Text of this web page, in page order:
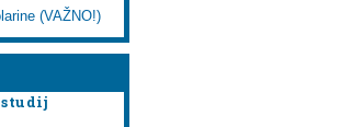
(VAŽNO!)